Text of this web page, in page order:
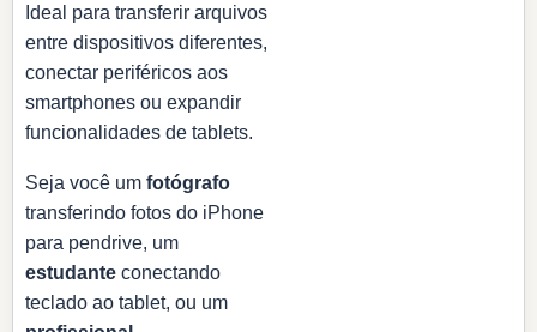
Ideal para transferir arquivos
entre dispositivos diferentes,
conectar periféricos aos
smartphones ou expandir
funcionalidades de tablets.
Seja você um fotógrafo
transferindo fotos do iPhone
para pendrive, um
estudante conectando
teclado ao tablet, ou um